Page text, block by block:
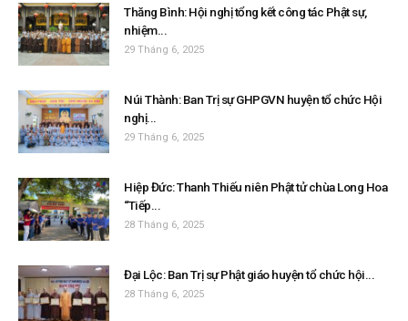
Thăng Bình: Hội nghị tổng kết công tác Phật sự,
nhiệm...
29 Tháng 6, 2025
Núi Thành: Ban Trị sự GHPGVN huyện tổ chức Hội
nghị...
29 Tháng 6, 2025
Hiệp Đức: Thanh Thiếu niên Phật tử chùa Long Hoa
“Tiếp...
28 Tháng 6, 2025
Đại Lộc: Ban Trị sự Phật giáo huyện tổ chức hội...
28 Tháng 6, 2025